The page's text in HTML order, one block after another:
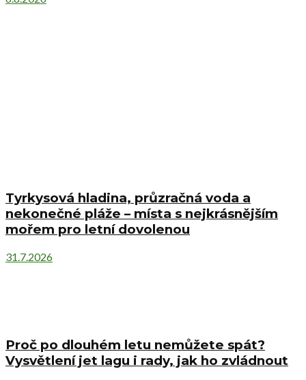
Tyrkysová hladina, průzračná voda a
nekonečné pláže – místa s nejkrásnějším
mořem pro letní dovolenou
31.7.2026
Proč po dlouhém letu nemůžete spát?
Vysvětlení jet lagu i rady, jak ho zvládnout